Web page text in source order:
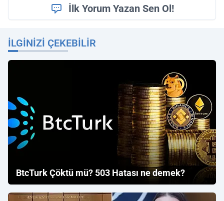
İlk Yorum Yazan Sen Ol!
İLGINIZI ÇEKEBILIR
BtcTurk Çöktü mü? 503 Hatası ne demek?